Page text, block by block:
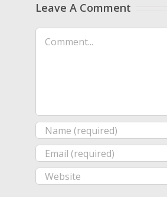
Leave A Comment
Comment